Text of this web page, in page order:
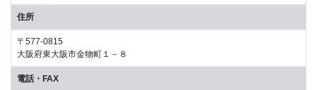
住所
〒577-0815
大阪府東大阪市金物町１－８
電話・FAX